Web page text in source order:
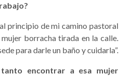
principio de mi camino pastoral
borracha tirada en la calle.
para darle un baño y cuidarla”.
encontrar a esa mujer